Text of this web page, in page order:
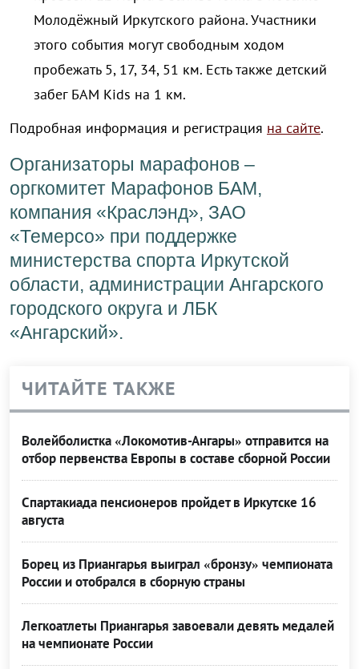
Молодёжный Иркутского района. Участники
этого события могут свободным ходом
пробежать 5, 17, 34, 51 км. Есть также детский
забег БАМ Kids на 1 км.
Подробная информация и регистрация на сайте.
Организаторы марафонов –
оргкомитет Марафонов БАМ,
компания «Краслэнд», ЗАО
«Темерсо» при поддержке
министерства спорта Иркутской
области, администрации Ангарского
городского округа и ЛБК
«Ангарский».
ЧИТАЙТЕ ТАКЖЕ
Волейболистка «Локомотив-Ангары» отправится на
отбор первенства Европы в составе сборной России
Спартакиада пенсионеров пройдет в Иркутске 16
августа
Борец из Приангарья выиграл «бронзу» чемпионата
России и отобрался в сборную страны
Легкоатлеты Приангарья завоевали девять медалей
на чемпионате России